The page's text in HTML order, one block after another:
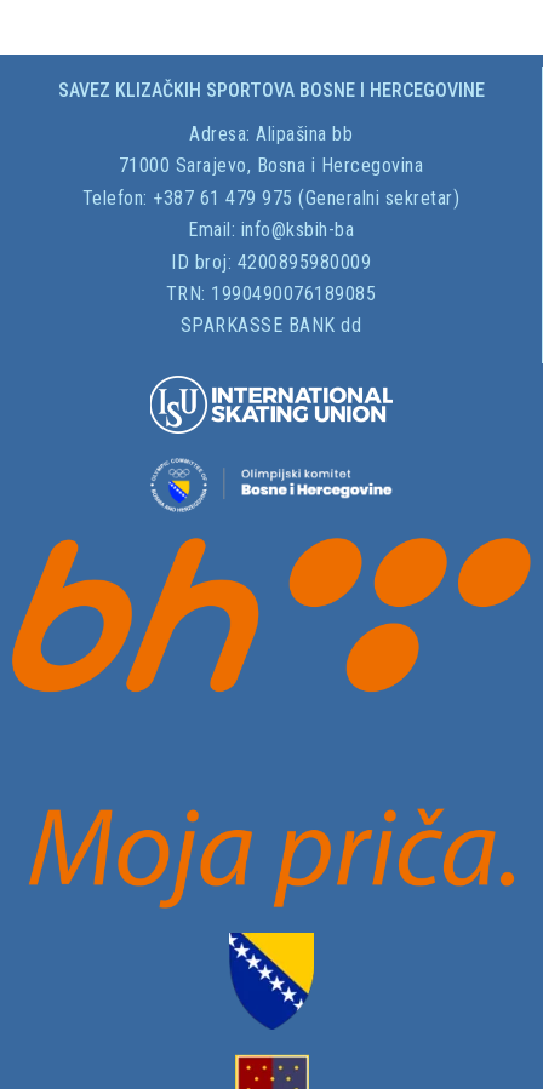
SAVEZ KLIZAČKIH SPORTOVA BOSNE I HERCEGOVINE
Adresa: Alipašina bb
71000 Sarajevo, Bosna i Hercegovina
Telefon: +387 61 479 975 (Generalni sekretar)
Email: info@ksbih-ba
ID broj: 4200895980009
TRN: 1990490076189085
SPARKASSE BANK dd